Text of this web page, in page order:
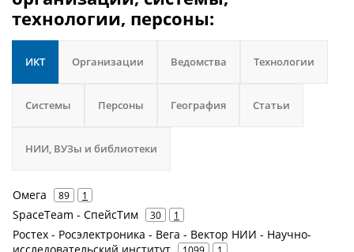
технологии, персоны:
ИКТ Организации Ведомства Технологии
Системы Персоны География Статьи
НИИ, ВУЗы и библиотеки
Омега 89 1
SpaceTeam - СпейсТим 30 1
Ростех - Росэлектроника - Вега - Вектор НИИ - Научно-